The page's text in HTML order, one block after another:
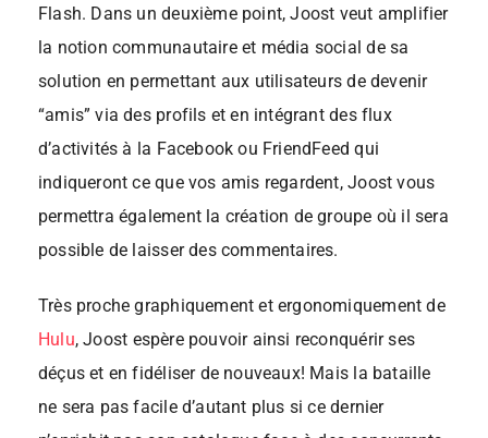
Flash. Dans un deuxième point, Joost veut amplifier
la notion communautaire et média social de sa
solution en permettant aux utilisateurs de devenir
“amis” via des profils et en intégrant des flux
d’activités à la Facebook ou FriendFeed qui
indiqueront ce que vos amis regardent, Joost vous
permettra également la création de groupe où il sera
possible de laisser des commentaires.
Très proche graphiquement et ergonomiquement de
Hulu, Joost espère pouvoir ainsi reconquérir ses
déçus et en fidéliser de nouveaux! Mais la bataille
ne sera pas facile d’autant plus si ce dernier